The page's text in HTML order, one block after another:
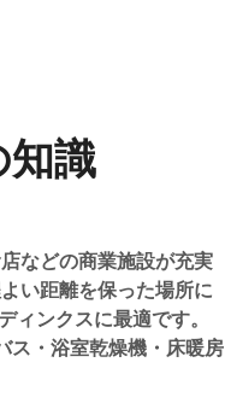
知識
などの商業施設が充実
い距離を保った場所に
ンクスに最適です。
ス・浴室乾燥機・床暖房